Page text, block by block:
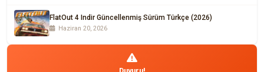
FlatOut 4 Indir Güncellenmiş Sürüm Türkçe (2026)
Haziran 20, 2026